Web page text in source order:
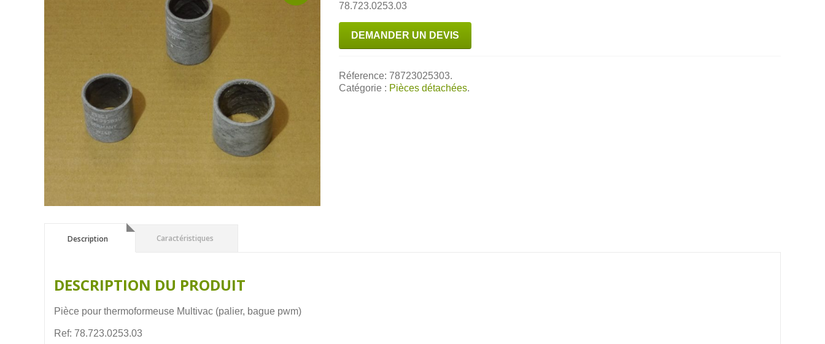
78.723.0253.03
DEMANDER UN DEVIS
Réference: 78723025303.
Catégorie : Pièces détachées.
Description
Description Caractéristiques
DESCRIPTION DU PRODUIT
Pièce pour thermoformeuse Multivac (palier, bague pwm)
Ref: 78.723.0253.03